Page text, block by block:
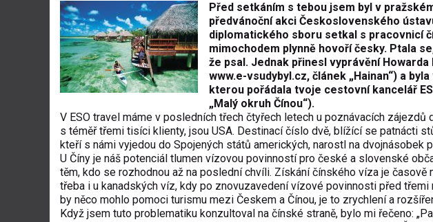
Před setkáním s tebou jsem byl v
předvánoční akci Československého
diplomatického sboru setkal s pracovnicí
mimochodem plynně hovoří česky. Ptala
že psal. Jednak přinesl vyprávění
www.e-vsudybyl.cz, článek „Hainan“) a
kterou pořádala tvoje cestovní kancelář
„Malý okruh Čínou“).
V ESO travel máme v posledních třech čtyřech letech u poznávacích
s téměř třemi tisíci klienty, jsou USA. Destinací číslo dvě, blížící se patnácti
kteří s námi vyjedou do Spojených států amerických, narostl na
U Číny je náš potenciál tlumen vízovou povinností pro české a slovenské
těm, kdo se rozhodnou až na poslední chvíli. Získání čínského víza je časově
třeba i u kanadských víz, kdy po znovuzavedení vízové povinnosti před
by něco mohlo pomoci turismu mezi Českem a Čínou, je to zrychlení a
Když jsem tuto problematiku konzultoval na čínské straně, bylo mi řečeno: